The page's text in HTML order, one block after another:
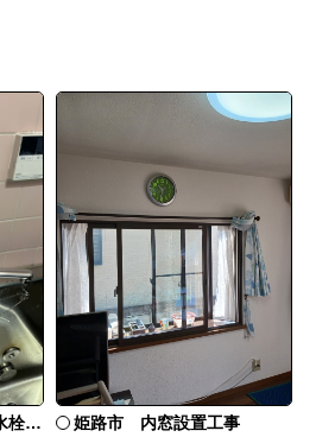
換 姫路市 内窓設置工事